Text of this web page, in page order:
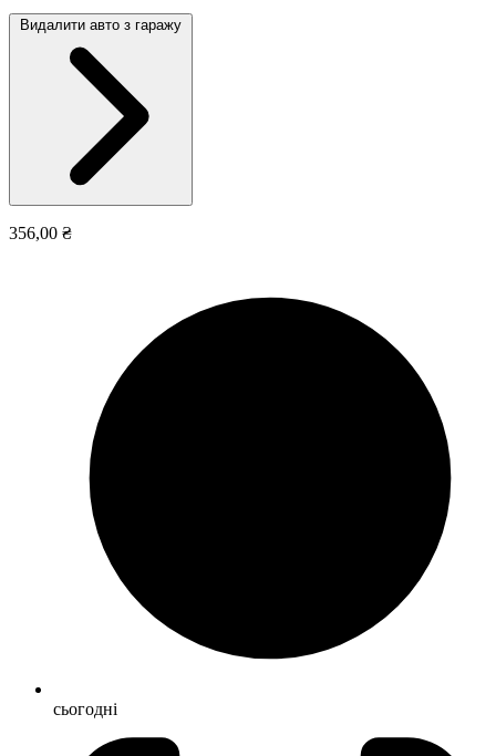
Видалити авто з гаражу
356,00 ₴
сьогодні